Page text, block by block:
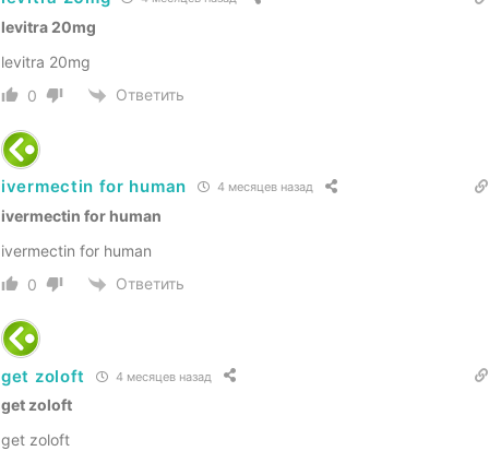
levitra 20mg
levitra 20mg
0
Ответить
ivermectin for human 4 месяцев назад
ivermectin for human
ivermectin for human
0
Ответить
get zoloft 4 месяцев назад
get zoloft
get zoloft